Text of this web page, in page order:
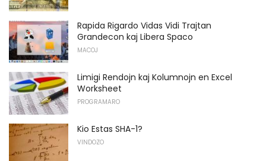
Rapida Rigardo Vidas Vidi Trajtan
Grandecon kaj Libera Spaco
MACOJ
Limigi Rendojn kaj Kolumnojn en Excel
Worksheet
PROGRAMARO
Kio Estas SHA-1?
VINDOZO